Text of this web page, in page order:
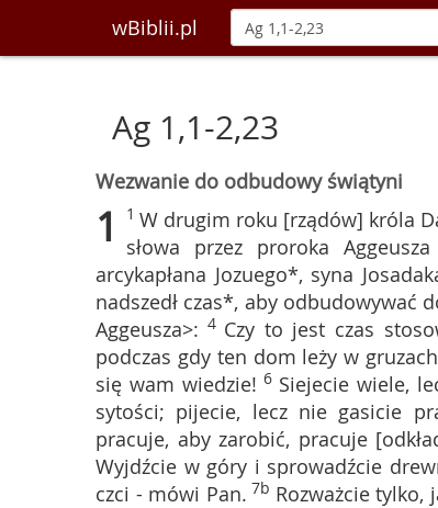
wBiblii.pl
Ag 1,1-2,23
Wezwanie do odbudowy świątyni
1 1W drugim roku [rządów] króla
słowa przez proroka
arcykapłana Jozuego*, syna
nadszedł czas*, aby odbudowywać
Aggeusza>: 4 Czy to jest czas
podczas gdy ten dom leży w
się wam wiedzie! 6 Siejecie wiele,
sytości; pijecie, lecz nie gasicie
pracuje, aby zarobić, pracuje
Wyjdźcie w góry i sprowadźcie
czci - mówi Pan. 7b Rozważcie tylko,